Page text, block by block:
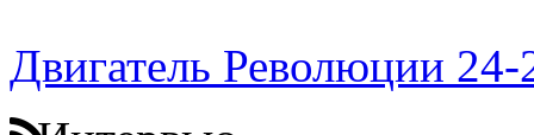
Двигатель Революции 24-